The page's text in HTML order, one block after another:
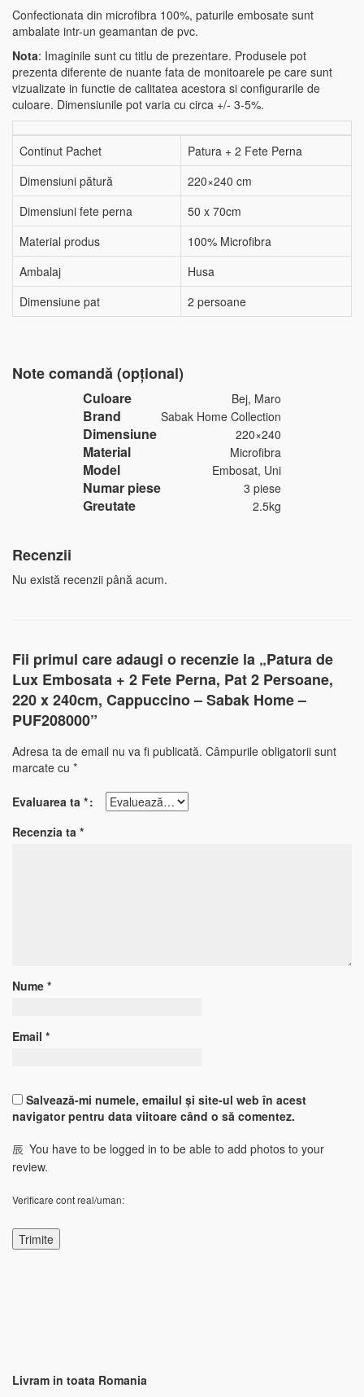
Confectionata din microfibra 100%, paturile embosate sunt
ambalate intr-un geamantan de pvc.
Nota: Imaginile sunt cu titlu de prezentare. Produsele pot
prezenta diferente de nuante fata de monitoarele pe care sunt
vizualizate in functie de calitatea acestora si configurarile de
culoare. Dimensiunile pot varia cu circa +/- 3-5%.
Continut Pachet
Patura + 2 Fete Perna
Dimensiuni pătură
220×240 cm
Dimensiuni fete perna
50 x 70cm
Material produs
100% Microfibra
Ambalaj
Husa
Dimensiune pat
2 persoane
Note comandă (opțional)
Culoare Bej, Maro
Brand Sabak Home Collection
Dimensiune 220×240
Material Microfibra
Model Embosat, Uni
Numar piese 3 piese
Greutate 2.5kg
Recenzii
Nu există recenzii până acum.
Fii primul care adaugi o recenzie la „Patura de
Lux Embosata + 2 Fete Perna, Pat 2 Persoane,
220 x 240cm, Cappuccino – Sabak Home –
PUF208000”
Adresa ta de email nu va fi publicată. Câmpurile obligatorii sunt
marcate cu *
Evaluarea ta *
Recenzia ta *
Nume *
Email *
Salvează-mi numele, emailul și site-ul web în acest
navigator pentru data viitoare când o să comentez.
You have to be logged in to be able to add photos to your
review.
Verificare cont real/uman:
Livram in toata Romania